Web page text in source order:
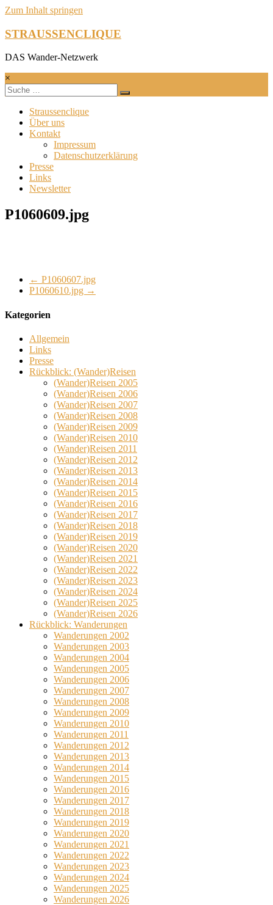
Zum Inhalt springen
STRAUSSENCLIQUE
DAS Wander-Netzwerk
×
Straussenclique
Über uns
Kontakt
Impressum
Datenschutzerklärung
Presse
Links
Newsletter
P1060609.jpg
← P1060607.jpg
P1060610.jpg →
Kategorien
Allgemein
Links
Presse
Rückblick: (Wander)Reisen
(Wander)Reisen 2005
(Wander)Reisen 2006
(Wander)Reisen 2007
(Wander)Reisen 2008
(Wander)Reisen 2009
(Wander)Reisen 2010
(Wander)Reisen 2011
(Wander)Reisen 2012
(Wander)Reisen 2013
(Wander)Reisen 2014
(Wander)Reisen 2015
(Wander)Reisen 2016
(Wander)Reisen 2017
(Wander)Reisen 2018
(Wander)Reisen 2019
(Wander)Reisen 2020
(Wander)Reisen 2021
(Wander)Reisen 2022
(Wander)Reisen 2023
(Wander)Reisen 2024
(Wander)Reisen 2025
(Wander)Reisen 2026
Rückblick: Wanderungen
Wanderungen 2002
Wanderungen 2003
Wanderungen 2004
Wanderungen 2005
Wanderungen 2006
Wanderungen 2007
Wanderungen 2008
Wanderungen 2009
Wanderungen 2010
Wanderungen 2011
Wanderungen 2012
Wanderungen 2013
Wanderungen 2014
Wanderungen 2015
Wanderungen 2016
Wanderungen 2017
Wanderungen 2018
Wanderungen 2019
Wanderungen 2020
Wanderungen 2021
Wanderungen 2022
Wanderungen 2023
Wanderungen 2024
Wanderungen 2025
Wanderungen 2026